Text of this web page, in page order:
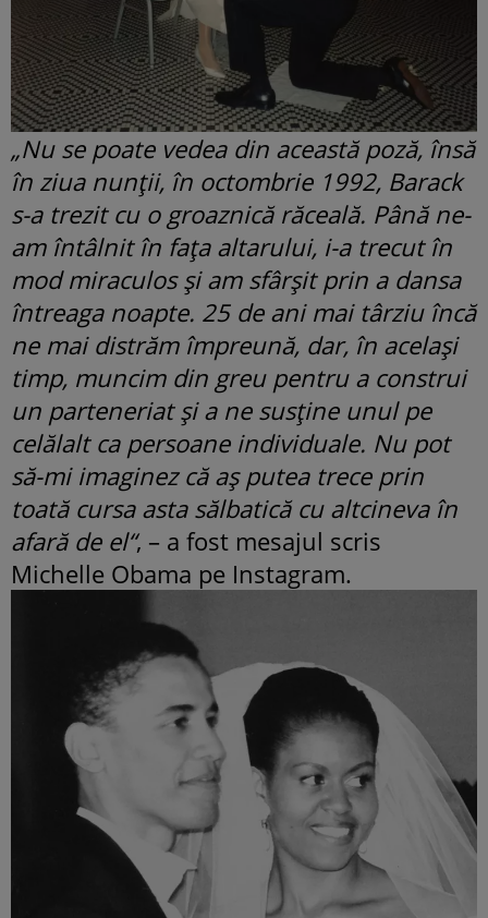
„Nu se poate vedea din această poză, însă
în ziua nunții, în octombrie 1992, Barack
s-a trezit cu o groaznică răceală. Până ne-
am întâlnit în fața altarului, i-a trecut în
mod miraculos și am sfârșit prin a dansa
întreaga noapte. 25 de ani mai târziu încă
ne mai distrăm împreună, dar, în același
timp, muncim din greu pentru a construi
un parteneriat și a ne susține unul pe
celălalt ca persoane individuale. Nu pot
să-mi imaginez că aș putea trece prin
toată cursa asta sălbatică cu altcineva în
afară de el“, – a fost mesajul scris
Michelle Obama pe Instagram.